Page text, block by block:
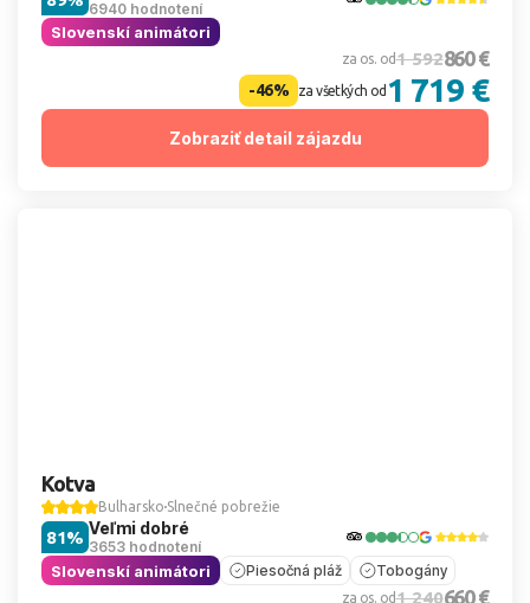
6940 hodnotení
Slovenskí animátori
za os. od1 592860 €
-46% za všetkých od 1 719 €
Zobraziť detail zájazdu
Kotva
Bulharsko Slnečné pobrežie
Veľmi dobré
3653 hodnotení
81%
Slovenskí animátori Piesočná pláž Tobogány
za os. od1 240660 €